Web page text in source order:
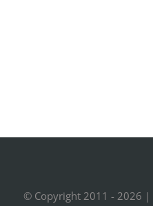
© Copyright 2011 - 2026 |